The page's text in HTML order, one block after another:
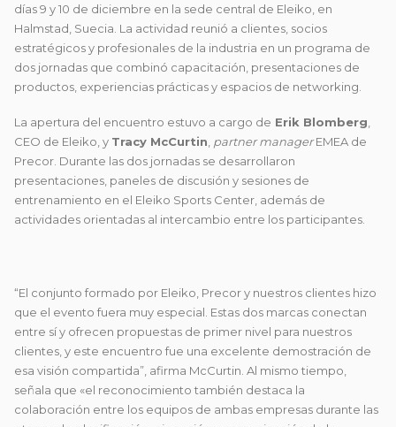
días 9 y 10 de diciembre en la sede central de Eleiko, en
Halmstad, Suecia. La actividad reunió a clientes, socios
estratégicos y profesionales de la industria en un programa de
dos jornadas que combinó capacitación, presentaciones de
productos, experiencias prácticas y espacios de networking.
La apertura del encuentro estuvo a cargo de Erik Blomberg
CEO de Eleiko, y Tracy McCurtin partner managerEMEA de
Precor. Durante las dos jornadas se desarrollaron
presentaciones, paneles de discusión y sesiones de
entrenamiento en el Eleiko Sports Center, además de
actividades orientadas al intercambio entre los participantes.
“El conjunto formado por Eleiko, Precor y nuestros clientes hizo
que el evento fuera muy especial. Estas dos marcas conectan
entre sí y ofrecen propuestas de primer nivel para nuestros
clientes, y este encuentro fue una excelente demostración de
esa visión compartida”, afirma McCurtin. Al mismo tiempo,
señala que «el reconocimiento también destaca la
colaboración entre los equipos de ambas empresas durante las